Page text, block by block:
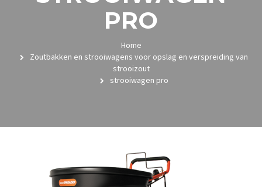
PRO
Home
Zoutbakken en strooiwagens voor opslag en verspreiding van
strooizout
strooiwagen pro